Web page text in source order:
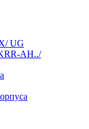
UG
AH../